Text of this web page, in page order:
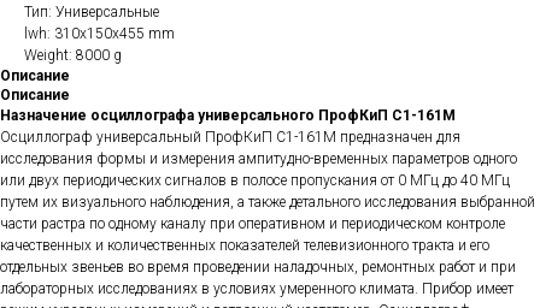
Тип: Универсальные
lwh: 310x150x455 mm
Weight: 8000 g
Описание
Описание
Назначение осциллографа универсального ПрофКиП С1-161М
Осциллограф универсальный ПрофКиП С1-161М предназначен для
исследования формы и измерения ампитудно-временных параметров одного
или двух периодических сигналов в полосе пропускания от 0 МГц до 40 МГц
путем их визуального наблюдения, а также детального исследования выбранной
части растра по одному каналу при оперативном и периодическом контроле
качественных и количественных показателей телевизионного тракта и его
отдельных звеньев во время проведении наладочных, ремонтных работ и при
лабораторных исследованиях в условиях умеренного климата. Прибор имеет